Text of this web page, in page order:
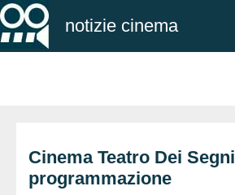
notizie cinema
Cinema Teatro Dei Segni
programmazione